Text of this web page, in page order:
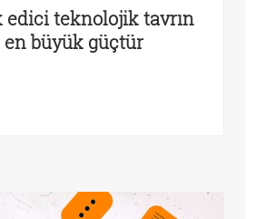
edici teknolojik tavrın
en büyük güçtür